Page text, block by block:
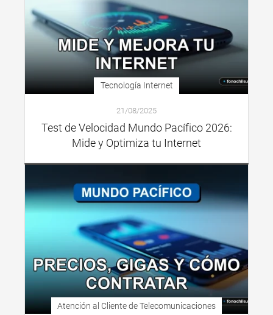
Tecnología Internet
21/08/2025
Test de Velocidad Mundo Pacífico 2026:
Mide y Optimiza tu Internet
Atención al Cliente de Telecomunicaciones